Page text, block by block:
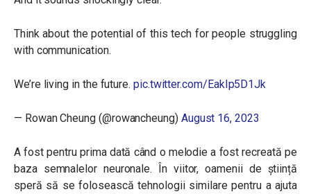
Think about the potential of this tech for people struggling
with communication.
We’re living in the future. pic.twitter.com/EakIp5D1Jk
— Rowan Cheung (@rowancheung) August 16, 2023
A fost pentru prima dată când o melodie a fost recreată pe
baza semnalelor neuronale. În viitor, oamenii de știință
speră să se folosească tehnologii similare pentru a ajuta